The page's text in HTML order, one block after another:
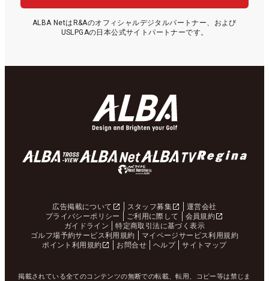
ALBA NetはR&Aのオフィシャルデジタルパートナー、および
USLPGAの日本公式サイトパートナーです。
広告掲載について スタッフ募集
運営会社
プライバシーポリシー
ご利用に際して
会員規約
ガイドライン
特定商取引法に基づく表示
ゴルフ場予約サービス利用規約
マイページサービス利用規約
ポイント利用規約
お問合せ ヘルプ サイトマップ
掲載されている全てのコンテンツの無断での転載、転用、コピー等は禁じま